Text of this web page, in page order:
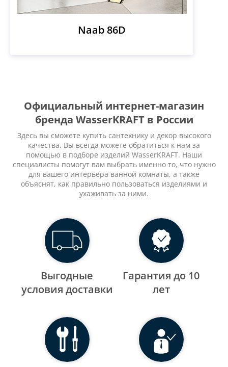
Naab 86D
Официальный интернет-магазин
бренда WasserKRAFT в России
Здесь вы сможете купить сантехнику и декор высокого
качества. Вы всегда можете обратиться к нам за
помощью в подборе изделий WasserKRAFT. Наши
специалисты помогут вам выбрать именно то, что нужно
для вашего интерьера ванной комнаты, а также
объяснят, как правильно пользоваться изделиями и
ухаживать за ними.
Выгодные
уcловия доставки
Гарантия до 10
лет